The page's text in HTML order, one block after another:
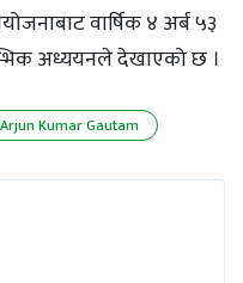
वार्षिक ४ अर्ब ५३
अध्ययनले देखाएको छ ।
Kumar Gautam